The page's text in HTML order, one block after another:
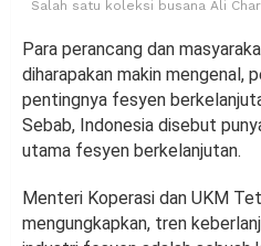
Salah satu koleksi busana Ali
Para perancang dan
diharapakan makin mengenal,
pentingnya fesyen
Sebab, Indonesia disebut
utama fesyen berkelanjutan.
Menteri Koperasi dan UKM
mengungkapkan, tren